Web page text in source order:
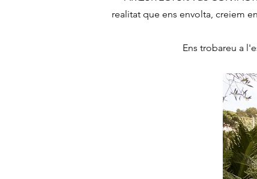
realitat que ens envolta, creiem
Ens trobareu a